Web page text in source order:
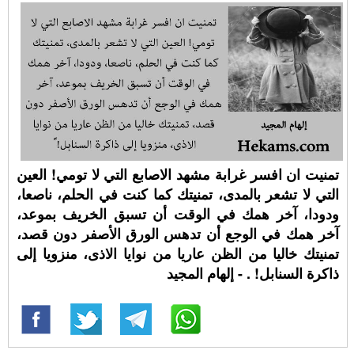
تمنيت ان افسر غرابة مشهد الاصابع التي لا تومي! العين
التي لا تشعر بالمدى، تمنيتك كما كنت في الحلم، ناصعا،
ودودا، آخر همك في الوقت أن تسبق الخريف بموعد،
آخر همك في الوجع أن تدهس الورق الأصفر دون قصد،
تمنيتك خاليا من الظن عاريا من نوايا الاذى، منزويا إلى
ذاكرة السنابل! ⁧‫. - إلهام المجيد